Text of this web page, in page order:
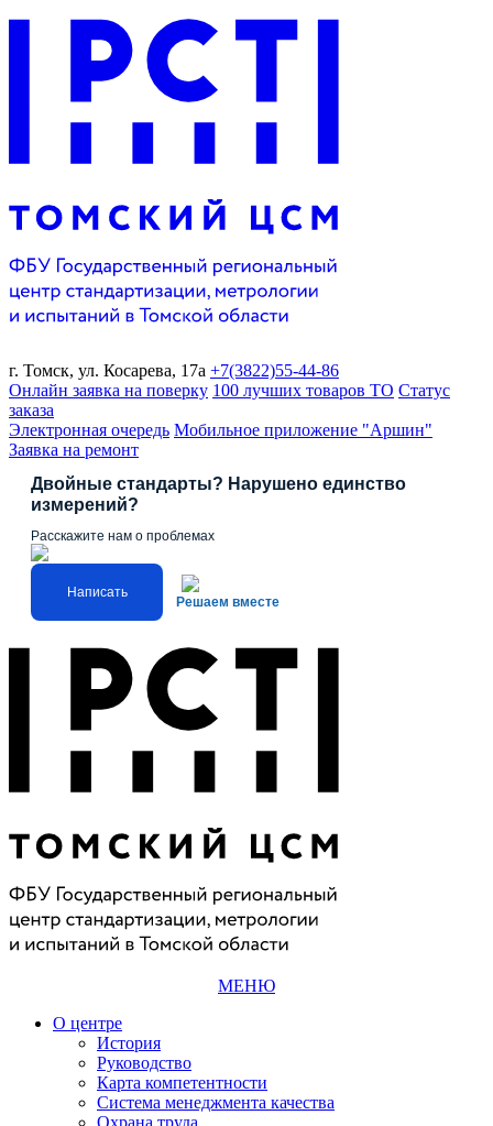
г. Томск, ул. Косарева, 17а +7(3822)55-44-86
Онлайн заявка на поверку 100 лучших товаров ТО Статус
заказа
Электронная очередь Мобильное приложение "Аршин"
Заявка на ремонт
Двойные стандарты? Нарушено единство
измерений?
Расскажите нам о проблемах
Написать
Решаем вместе
МЕНЮ
О центре
История
Руководство
Карта компетентности
Система менеджмента качества
Охрана труда